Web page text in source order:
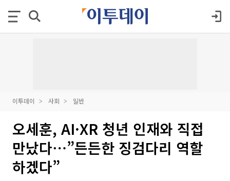
이투데이 사회 일반
오세훈, AI·XR 청년 인재와 직접
만났다⋯”든든한 징검다리 역할
하겠다”